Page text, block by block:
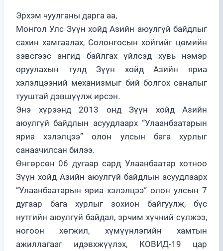
Эрхэм чуулганы дарга аа,
Монгол Улс Зүүн хойд Азийн аюулгүй байдлыг
сахин хамгаалах, Солонгосын хойгийг цөмийн
зэвсгээс ангид байлгах үйлсэд хувь нэмэр
оруулахын тулд Зүүн хойд Азийн яриа
хэлэлцээний механизмыг бий болгох саналыг
тууштай дэвшүүлж ирсэн.
Энэ хүрээнд 2013 онд Зүүн хойд Азийн
аюулгүй байдлын асуудлаарх “Улаанбаатарын
яриа хэлэлцээ” олон улсын бага хурлыг
санаачилсан билээ.
Өнгөрсөн 06 дугаар сард Улаанбаатар хотноо
Зүүн хойд Азийн аюулгүй байдлын асуудлаарх
“Улаанбаатарын яриа хэлэлцээ” олон улсын 7
дугаар бага хурлыг зохион байгуулж, бүс
нутгийн аюулгүй байдал, эрчим хүчний сүлжээ,
ногоон хөгжил, хүмүүнлэгийн хамтын
ажиллагааг идэвхжүүлэх, КОВИД-19 цар